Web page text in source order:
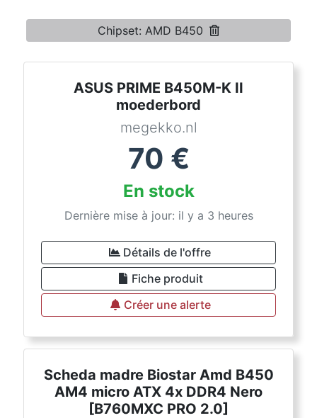
Chipset: AMD B450
ASUS PRIME B450M-K II
moederbord
megekko.nl
70 €
En stock
Dernière mise à jour: il y a 3 heures
Détails de l'offre
Fiche produit
Créer une alerte
Scheda madre Biostar Amd B450
AM4 micro ATX 4x DDR4 Nero
[B760MXC PRO 2.0]